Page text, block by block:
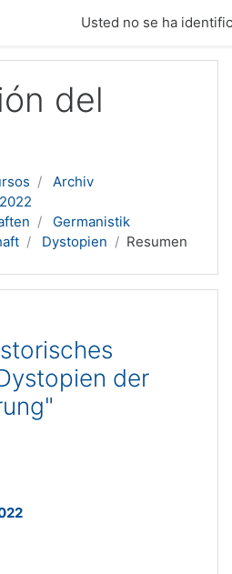
Usted no se ha
del
Archiv
Germanistik
Dystopien Resumen
der